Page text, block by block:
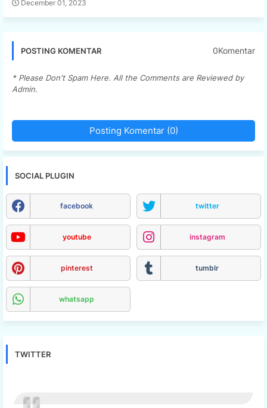
December 01, 2023
POSTING KOMENTAR 0Komentar
* Please Don't Spam Here. All the Comments are Reviewed by
Admin.
Posting Komentar (0)
SOCIAL PLUGIN
facebook twitter
youtube instagram
pinterest tumblr
whatsapp
TWITTER